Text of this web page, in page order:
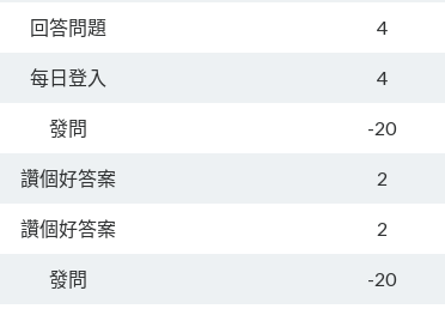
回答問題 4
每日登入 4
發問 -20
讚個好答案 2
讚個好答案 2
發問 -20